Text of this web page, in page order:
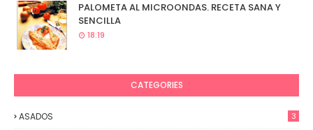
PALOMETA AL MICROONDAS. RECETA SANA Y
SENCILLA
18:19
CATEGORIES
ASADOS 3